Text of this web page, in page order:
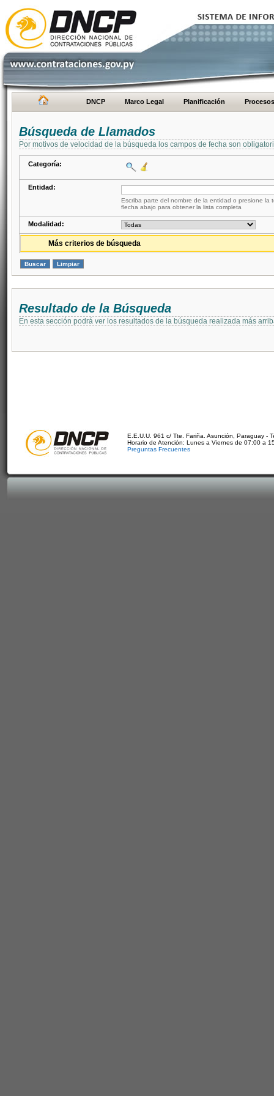
DNCP Marco Legal Planificación Procesos
Búsqueda de Llamados
Por motivos de velocidad de la búsqueda los campos de fecha son
Categoría:
Entidad:
Escriba parte del nombre de la entidad o presione la
flecha abajo para obtener la lista completa
Modalidad:
Más criterios de búsqueda
Resultado de la Búsqueda
En esta sección podrá ver los resultados de la búsqueda realizada más
E.E.U.U. 961 c/ Tte. Fariña. Asunción, Paraguay -
Horario de Atención: Lunes a Viernes de 07:00 a
Preguntas Frecuentes